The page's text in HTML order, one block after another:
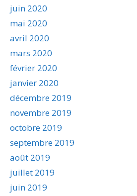
juin 2020
mai 2020
avril 2020
mars 2020
février 2020
janvier 2020
décembre 2019
novembre 2019
octobre 2019
septembre 2019
août 2019
juillet 2019
juin 2019